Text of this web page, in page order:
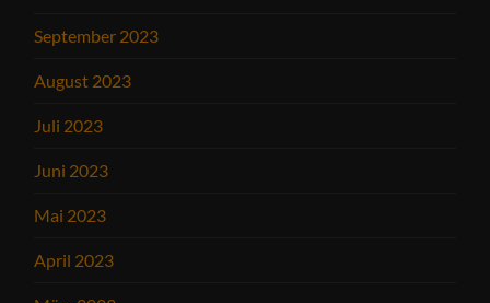
September 2023
August 2023
Juli 2023
Juni 2023
Mai 2023
April 2023